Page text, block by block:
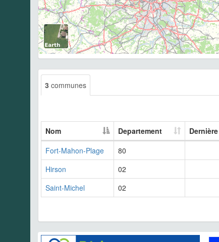
3 communes
Nom Departement
Fort-Mahon-Plage
80
Hirson
02
Saint-Michel
02